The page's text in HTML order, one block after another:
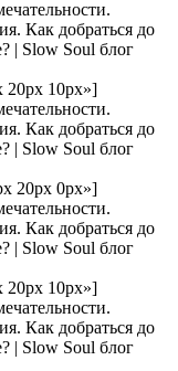
20px 10px»]
20px 0px»]
20px 10px»]